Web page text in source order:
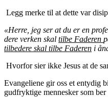
Legg merke til at dette var
«Herre, jeg ser at du er en
dere verken skal tilbe Faderen
tilbedere skal tilbe Faderen i
Hvorfor sier ikke Jesus at de
Evangeliene gir oss et entydig
gudfryktige mennesker som